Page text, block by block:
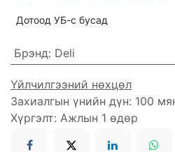
Дотоод УБ-с бусад
Брэнд: Deli
Үйлчилгээний нөхцөл
Захиалгын үнийн дүн: 100
Хүргэлт: Ажлын 1 өдөр